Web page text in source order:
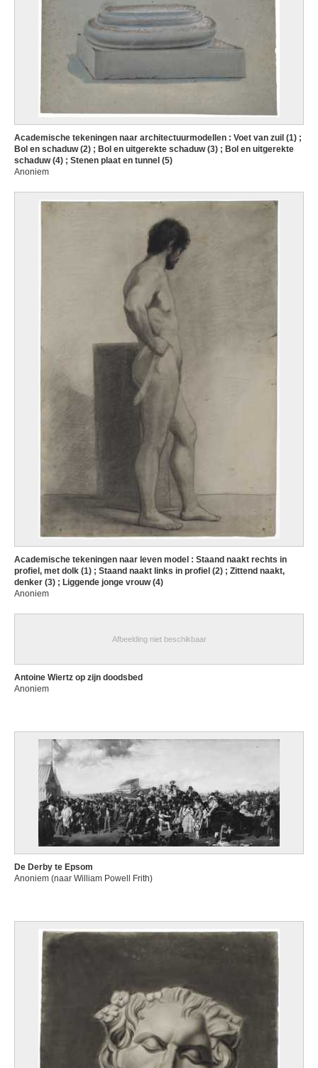
Academische tekeningen naar architectuurmodellen : Voet van zuil (1) ;
Bol en schaduw (2) ; Bol en uitgerekte schaduw (3) ; Bol en uitgerekte
schaduw (4) ; Stenen plaat en tunnel (5)
Anoniem
Academische tekeningen naar leven model : Staand naakt rechts in
profiel, met dolk (1) ; Staand naakt links in profiel (2) ; Zittend naakt,
denker (3) ; Liggende jonge vrouw (4)
Anoniem
Afbeelding niet beschikbaar
Antoine Wiertz op zijn doodsbed
Anoniem
De Derby te Epsom
Anoniem (naar William Powell Frith)